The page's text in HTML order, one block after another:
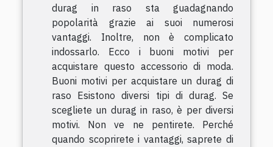
durag in raso sta guadagnando
popolarità grazie ai suoi numerosi
vantaggi. Inoltre, non è complicato
indossarlo. Ecco i buoni motivi per
acquistare questo accessorio di moda.
Buoni motivi per acquistare un durag di
raso Esistono diversi tipi di durag. Se
scegliete un durag in raso, è per diversi
motivi. Non ve ne pentirete. Perché
quando scoprirete i vantaggi, saprete di